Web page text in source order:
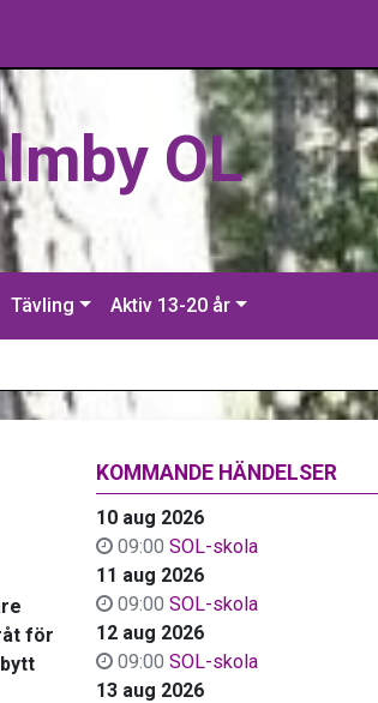
OL
Tävling Aktiv 13-20 år
KOMMANDE HÄNDELSER
10 aug 2026
09:00 SOL-skola
11 aug 2026
09:00 SOL-skola
12 aug 2026
09:00 SOL-skola
13 aug 2026
för